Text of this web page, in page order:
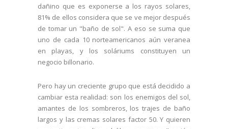
dañino que es exponerse a los rayos solares,
81% de ellos considera que se ve mejor después
de tomar un "baño de sol". A eso se suma que
uno de cada 10 norteamericanos aún veranea
en playas, y los soláriums constituyen un
negocio billonario.
Pero hay un creciente grupo que está decidido a
cambiar esta realidad: son los enemigos del sol,
amantes de los sombreros, los trajes de baño
largos y las cremas solares factor 50. Y quieren